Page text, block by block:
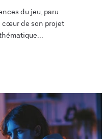
du jeu, paru
cœur de son projet